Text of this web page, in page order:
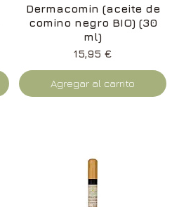
Vista rápida
Dermacomin (aceite de
comino negro BIO) (30
ml)
Precio
15,95 €
Agregar al carrito